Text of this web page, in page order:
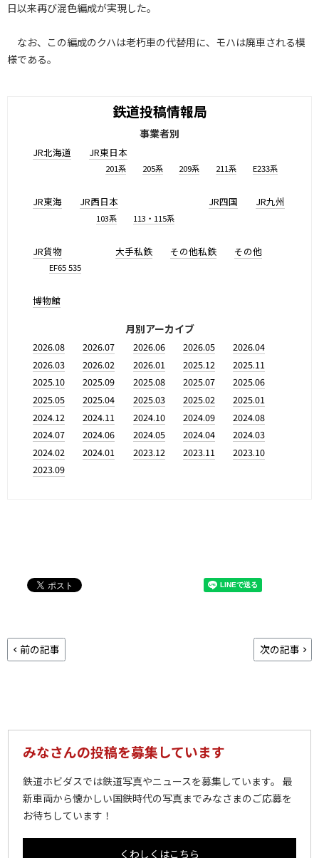
日以来再び混色編成が実現した。
なお、この編成のクハは老朽車の代替用に、モハは廃車される模
様である。
鉄道投稿情報局
事業者別
JR北海道 JR東日本
201系 205系 209系 211系 E233系
JR東海 JR西日本
103系 113・115系
JR四国 JR九州
JR貨物
EF65 535
大手私鉄 その他私鉄 その他
博物館
月別アーカイブ
2026.08 2026.07 2026.06 2026.05
2026.04
2026.03
2026.02 2026.01 2025.12
2025.11
2025.10
2025.09 2025.08 2025.07
2025.06
2025.05
2025.04 2025.03 2025.02
2025.01
2024.12
2024.11 2024.10 2024.09
2024.08
2024.07
2024.06 2024.05 2024.04
2024.03
2024.02
2024.01 2023.12 2023.11
2023.10
2023.09
前の記事 次の記事
みなさんの投稿を募集しています
鉄道ホビダスでは鉄道写真やニュースを募集しています。 最
新車両から懐かしい国鉄時代の写真までみなさまのご応募を
お待ちしています！
くわしくはこちら